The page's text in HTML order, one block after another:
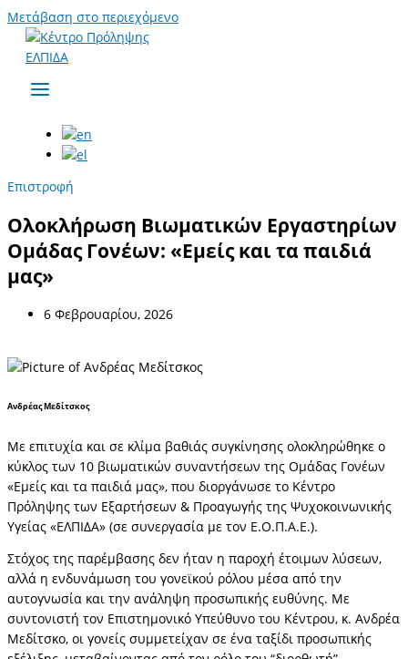
Μετάβαση στο περιεχόμενο
Επιστροφή
Ολοκλήρωση Βιωματικών Εργαστηρίων
Ομάδας Γονέων: «Εμείς και τα παιδιά
μας»
6 Φεβρουαρίου, 2026
Ανδρέας Μεδίτσκος
Με επιτυχία και σε κλίμα βαθιάς συγκίνησης ολοκληρώθηκε ο
κύκλος των 10 βιωματικών συναντήσεων της Ομάδας Γονέων
«Εμείς και τα παιδιά μας», που διοργάνωσε το Κέντρο
Πρόληψης των Εξαρτήσεων & Προαγωγής της Ψυχοκοινωνικής
Υγείας «ΕΛΠΙΔΑ» (σε συνεργασία με τον Ε.Ο.Π.Α.Ε.).
Στόχος της παρέμβασης δεν ήταν η παροχή έτοιμων λύσεων,
αλλά η ενδυνάμωση του γονεϊκού ρόλου μέσα από την
αυτογνωσία και την ανάληψη προσωπικής ευθύνης. Με
συντονιστή τον Επιστημονικό Υπεύθυνο του Κέντρου, κ. Ανδρέα
Μεδίτσκο, οι γονείς συμμετείχαν σε ένα ταξίδι προσωπικής